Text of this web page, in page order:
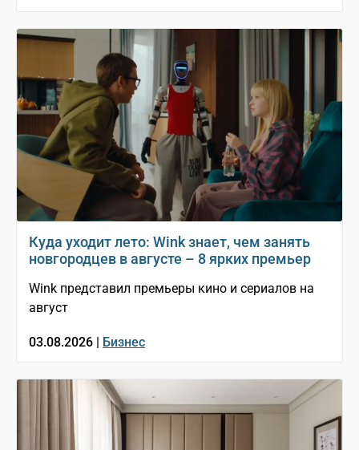
Куда уходит лето: Wink знает, чем занять
новгородцев в августе – 8 ярких премьер
Wink представил премьеры кино и сериалов на
август
03.08.2026 | Бизнес